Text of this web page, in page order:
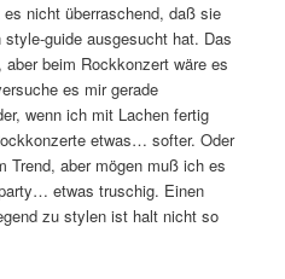
nicht überraschend, daß sie
guide ausgesucht hat. Das
beim Rockkonzert wäre es
es mir gerade
wenn ich mit Lachen fertig
etwas… softer. Oder
aber mögen muß ich es
etwas truschig. Einen
zu stylen ist halt nicht so